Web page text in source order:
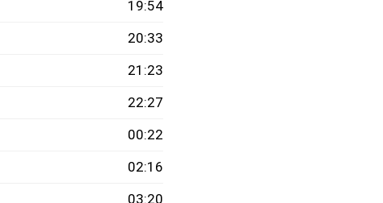
19:54
20:33
21:23
22:27
00:22
02:16
03:20